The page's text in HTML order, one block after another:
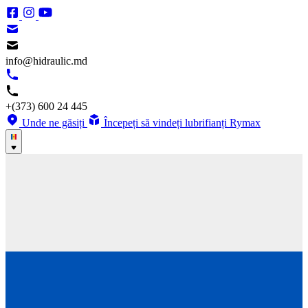
info@hidraulic.md
+(373) 600 24 445
Unde ne găsiți
Începeți să vindeți lubrifianți Rymax